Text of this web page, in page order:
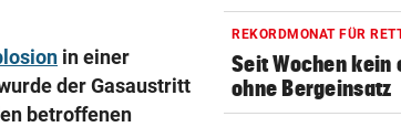
in einer
der Gasaustritt
betroffenen
REKORDMONAT FÜR
Seit Wochen kein
ohne Bergeinsatz